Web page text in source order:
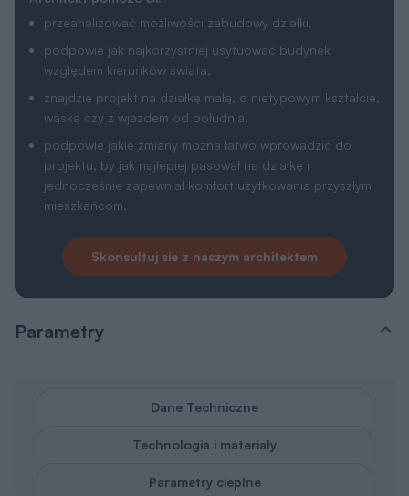
przeanalizować możliwości zabudowy działki,
podpowie jak najkorzystniej usytuować budynek
względem kierunków świata,
znajdzie projekt na działkę małą, o nietypowym kształcie,
wąską czy z wjazdem od południa,
podpowie jakie zmiany można łatwo wprowadzić do
projektu, by jak najlepiej pasował na działkę i
jednocześnie zapewniał komfort użytkowania przyszłym
mieszkańcom.
Skonsultuj sie z naszym architektem
Parametry
Dane Techniczne
Technologia i materiały
Parametry cieplne